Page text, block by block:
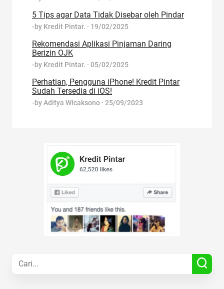
5 Tips agar Data Tidak Disebar oleh Pindar
-by Kredit Pintar. · 19/02/2025
Rekomendasi Aplikasi Pinjaman Daring
Berizin OJK
-by Kredit Pintar. · 05/02/2025
Perhatian, Pengguna iPhone! Kredit Pintar
Sudah Tersedia di iOS!
-byAditya Wicaksono · 25/09/2023